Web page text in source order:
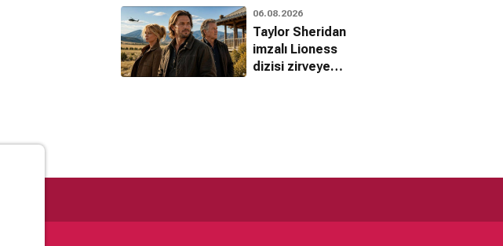
06.08.2026
Taylor Sheridan
imzalı Lioness
dizisi zirveye